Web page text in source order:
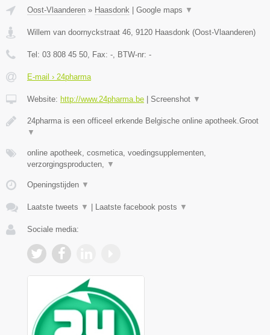
Oost-Vlaanderen » Haasdonk Google maps ▼
Willem van doornyckstraat 46 9120 Haasdonk (Oost-Vlaanderen)
Tel: 03 808 45 50 , Fax: - , BTW-nr: -
E-mail › 24pharma
Website: http://www.24pharma.be Screenshot ▼
24pharma is een officeel erkende Belgische online apotheek.Groot
▼
online apotheek, cosmetica, voedingsupplementen,
verzorgingsproducten,
▼
Openingstijden ▼
Laatste tweets ▼ Laatste facebook posts ▼
Sociale media: